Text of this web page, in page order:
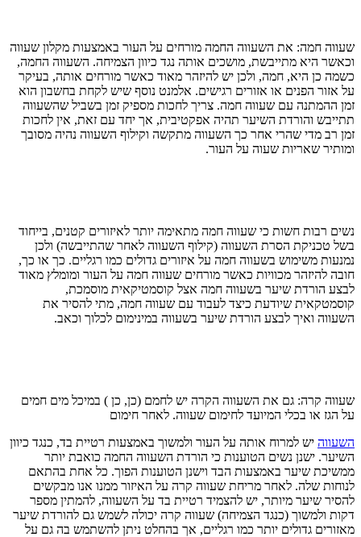
שעווה חמה: את השעווה החמה מורחים על העור באמצעות מקלון שעווה
וכאשר היא מתייבשת, מושכים אותה נגד כיוון הצמיחה. השעווה החמה,
כשמה כן היא, חמה, ולכן יש להיזהר מאוד כאשר מורחים אותה, בעיקר
על אזור הפנים או אזורים רגישים. אלמנט נוסף שיש לקחת בחשבון הוא
זמן ההמתנה עם שעווה חמה. צריך לחכות מספיק זמן בשביל שהשעווה
תתייבש והורדת השיער תהיה אפקטיבית, אך יחד עם זאת, אין לחכות
זמן רב מדי שהרי אחר כך השעווה מתקשה וקילוף השעווה נהיה מסובך
ומותיר שאריות שעוה על העור.
נשים רבות חשות כי שעווה חמה מתאימה יותר לאיזורים קטנים, בייחוד
בשל טכניקת הסרת השעווה (קילוף השעווה לאחר שהתייבשה) ולכן
נמנעות משימוש בשעווה חמה על איזורים גדולים כמו רגליים. כך או כך,
חובה להיזהר מכוויות כאשר מורחים שעווה חמה על העור ומומלץ מאוד
לבצע הורדת שיער בשעווה חמה אצל קוסמטיקאית מוסמכת,
קוסמטקאית שיודעת כיצד לעבוד עם שעווה חמה, מתי להסיר את
השעווה ואיך לבצע הורדת שיער בשעווה במינימום לכלוך וכאב.
שעווה קרה: גם את השעווה הקרה יש לחמם (כן, כן ) במיכל מים חמים
על הגז או בכלי המיועד לחימום שעווה. לאחר חימום
השעווה יש למרוח אותה על העור ולמשוך באמצעות רטיית בד, כנגד כיוון
השיער. ישנן נשים הטוענות כי הורדת השעווה החמה כואבת יותר
ממשיכת שיער באמצעות הבד וישנן הטוענות הפוך. כל אחת בהתאם
לנוחות שלה. לאחר מריחת שעווה קרה על האיזור ממנו אנו מבקשים
להסיר שיער מיותר, יש להצמיד רטיית בד על השעווה, להמתין מספר
דקות ולמשוך (כנגד הצמיחה) שעווה קרה יכולה לשמש גם להורדת שיער
מאזורים גדולים יותר כמו רגליים, אך בהחלט ניתן להשתמש בה גם על